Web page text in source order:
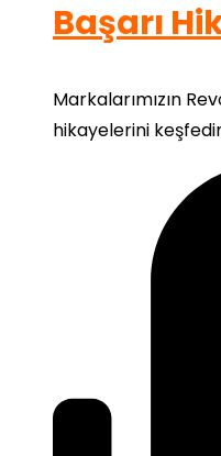
Başarı
Markalarımızın
hikayelerini